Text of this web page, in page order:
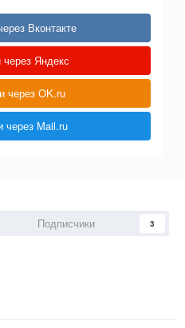
Вконтакте
через Яндекс
через OK.ru
через Mail.ru
Подписчики 3